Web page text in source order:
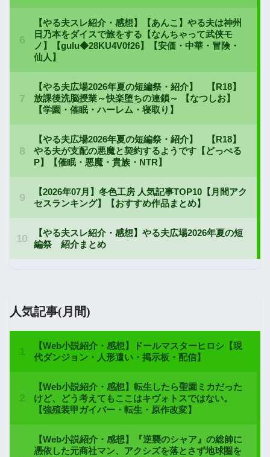
人気記事(月間)